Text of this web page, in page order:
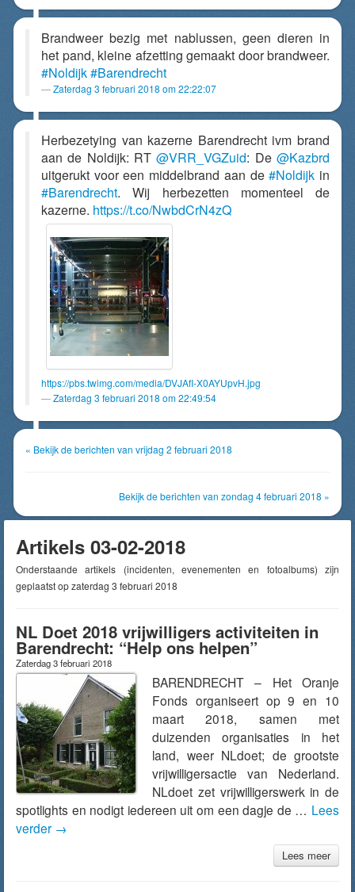
Brandweer bezig met nablussen, geen dieren in
het pand, kleine afzetting gemaakt door brandweer.
#Noldijk#Barendrecht
Zaterdag 3 februari 2018 om 22:22:07
Herbezetying van kazerne Barendrecht ivm brand
aan de Noldijk: RT@VRR_VGZuid: De@Kazbrd
uitgerukt voor een middelbrand aan de#Noldijk in
#Barendrecht. Wij herbezetten momenteel de
kazerne. https://t.co/NwbdCrN4zQ
https://pbs.twimg.com/media/DVJAfI-X0AYUpvH.jpg
Zaterdag 3 februari 2018 om 22:49:54
« Bekijk de berichten van vrijdag 2 februari 2018
Bekijk de berichten van zondag 4 februari 2018 »
Artikels 03-02-2018
Onderstaande artikels (incidenten, evenementen en fotoalbums) zijn
geplaatst op zaterdag 3 februari 2018
NL Doet 2018 vrijwilligers activiteiten in
Barendrecht: “Help ons helpen”
Zaterdag 3 februari 2018
BARENDRECHT – Het Oranje
Fonds organiseert op 9 en 10
maart 2018, samen met
duizenden organisaties in het
land, weer NLdoet; de grootste
vrijwilligersactie van Nederland.
NLdoet zet vrijwilligerswerk in de
spotlights en nodigt iedereen uit om een dagje de … Lees
verder →
Lees meer